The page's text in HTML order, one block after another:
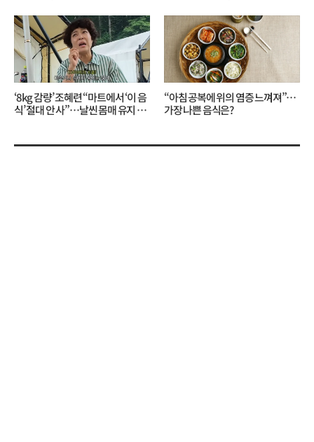
‘8kg 감량’ 조혜련 “마트에서 ‘이 음
식’ 절대 안 사”…날씬 몸매 유지 비
“아침 공복에 위의 염증 느껴져”…
가장 나쁜 음식은?